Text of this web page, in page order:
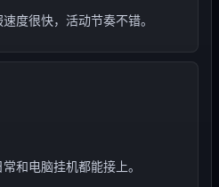
度很快，活动节奏不错。
和电脑挂机都能接上。